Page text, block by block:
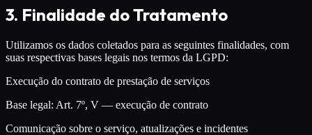
3. Finalidade do Tratamento
Utilizamos os dados coletados para as seguintes finalidades, com
suas respectivas bases legais nos termos da LGPD:
Execução do contrato de prestação de serviços
Base legal: Art. 7º, V — execução de contrato
Comunicação sobre o serviço, atualizações e incidentes